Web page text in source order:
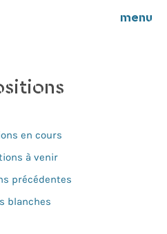
menu
en cours
à venir
précédentes
blanches